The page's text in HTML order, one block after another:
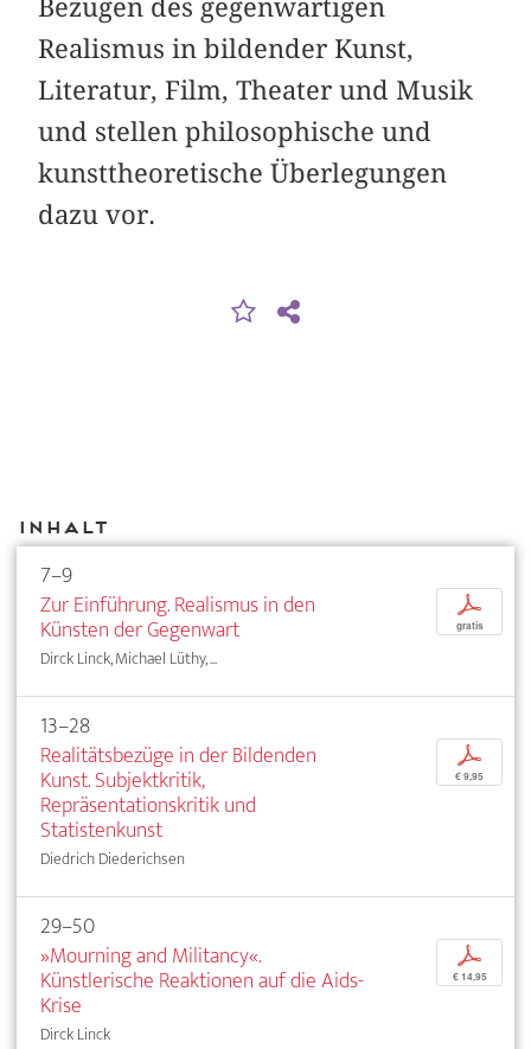
Bezügen des gegenwärtigen
Realismus in bildender Kunst,
Literatur, Film, Theater und Musik
und stellen philoso­phische und
kunsttheoretische Überlegungen
dazu vor.
Inhalt
7–9
Zur Einführung. Realismus in den
Künsten der Gegenwart
Dirck Linck, Michael Lüthy, ...
p
gratis
13–28
Realitätsbezüge in der Bildenden
Kunst. Subjektkritik,
Repräsentationskritik und
Statistenkunst
Diedrich Diederichsen
p
€ 9,95
29–50
»Mourning and Militancy«.
Künstlerische Reaktionen auf die Aids-
Krise
Dirck Linck
p
€ 14,95